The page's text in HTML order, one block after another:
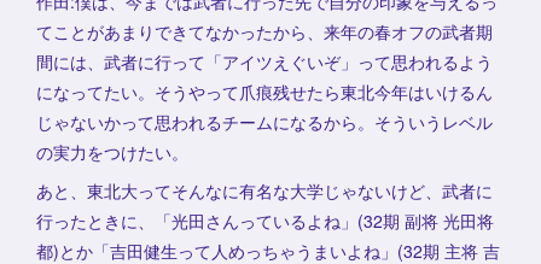
てことがあまりできてなかったから、来年の春オフの武者期
間には、武者に行って「アイツえぐいぞ」って思われるよう
になってたい。そうやって爪痕残せたら東北今年はいけるん
じゃないかって思われるチームになるから。そういうレベル
の実力をつけたい。
あと、東北大ってそんなに有名な大学じゃないけど、武者に
行ったときに、「光田さんっているよね」(32期 副将 光田将
都)とか「吉田健生って人めっちゃうまいよね」(32期 主将 吉